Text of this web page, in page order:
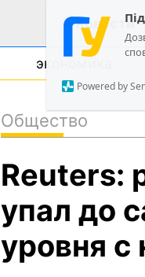
Powered by
новости
экономика
Общество
Reuters:
упал до
уровня с